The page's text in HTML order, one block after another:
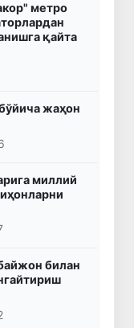
метро
қайта
жаҳон
миллий
билан